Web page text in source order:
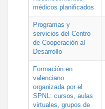
médicos planificados
Programas y
servicios del Centro
de Cooperación al
Desarrollo
Formación en
valenciano
organizada por el
SPNL: cursos, aulas
virtuales, grupos de